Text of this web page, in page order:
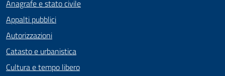
Anagrafe e stato civile
Appalti pubblici
Autorizzazioni
Catasto e urbanistica
Cultura e tempo libero